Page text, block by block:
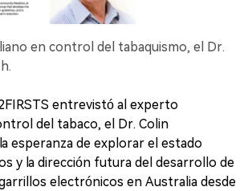
en control del tabaquismo, el Dr.
entrevistó al experto
del tabaco, el Dr. Colin
esperanza de explorar el estado
y la dirección futura del desarrollo de
electrónicos en Australia desde